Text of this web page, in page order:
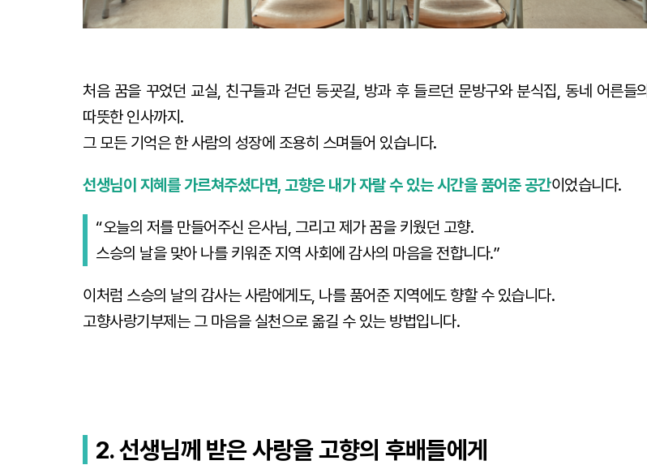
처음 꿈을 꾸었던 교실, 친구들과 걷던 등굣길, 방과 후 들르던 문방구와 분식집, 동네 어른들의
따뜻한 인사까지.
그 모든 기억은 한 사람의 성장에 조용히 스며들어 있습니다.
선생님이 지혜를 가르쳐주셨다면, 고향은 내가 자랄 수 있는 시간을 품어준 공간이었습니다.
“오늘의 저를 만들어주신 은사님, 그리고 제가 꿈을 키웠던 고향.
스승의 날을 맞아 나를 키워준 지역 사회에 감사의 마음을 전합니다.”
이처럼 스승의 날의 감사는 사람에게도, 나를 품어준 지역에도 향할 수 있습니다.
고향사랑기부제는 그 마음을 실천으로 옮길 수 있는 방법입니다.
2. 선생님께 받은 사랑을 고향의 후배들에게